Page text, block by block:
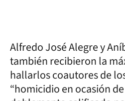
Alfredo José Alegre y
también recibieron la
hallarlos coautores de
“homicidio en ocasión